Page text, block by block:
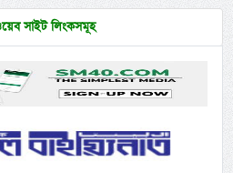
সাইট লিংকসমূহ